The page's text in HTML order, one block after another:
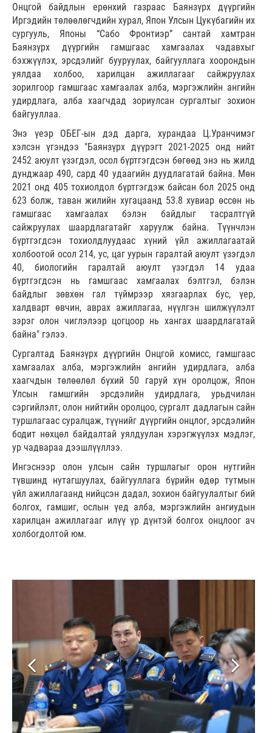
Онцгой байдлын ерөнхий газраас Баянзүрх дүүргийн
Иргэдийн төлөөлөгчдийн хурал, Япон Улсын Цукүбагийн их
сургууль, Японы “Сабо Фронтиэр” сантай хамтран
Баянзүрх дүүргийн гамшгаас хамгаалах чадавхыг
бэхжүүлэх, эрсдэлийг бууруулах, байгууллага хоорондын
уялдаа холбоо, харилцан ажиллагааг сайжруулах
зорилгоор гамшгаас хамгаалах алба, мэргэжлийн ангийн
удирдлага, алба хаагчдад зориулсан сургалтыг зохион
байгууллаа.
Энэ үеэр ОБЕГ-ын дэд дарга, хурандаа Ц.Уранчимэг
хэлсэн үгэндээ "Баянзүрх дүүрэгт 2021-2025 онд нийт
2452 аюулт үзэгдэл, осол бүртгэгдсэн бөгөөд энэ нь жилд
дунджаар 490, сард 40 удаагийн дуудлагатай байна. Мөн
2021 онд 405 тохиолдол бүртгэгдэж байсан бол 2025 онд
623 болж, таван жилийн хугацаанд 53.8 хувиар өссөн нь
гамшгаас хамгаалах бэлэн байдлыг тасралтгүй
сайжруулах шаардлагатайг харуулж байна. Түүнчлэн
бүртгэгдсэн тохиолдлуудаас хүний үйл ажиллагаатай
холбоотой осол 214, ус, цаг уурын гаралтай аюулт үзэгдэл
40, биологийн гаралтай аюулт үзэгдэл 14 удаа
бүртгэгдсэн нь гамшгаас хамгаалах бэлтгэл, бэлэн
байдлыг зөвхөн гал түймрээр хязгаарлах бус, үер,
халдварт өвчин, аврах ажиллагаа, нүүлгэн шилжүүлэлт
зэрэг олон чиглэлээр цогцоор нь хангах шаардлагатай
байна" гэлээ.
Сургалтад Баянзүрх дүүргийн Онцгой комисс, гамшгаас
хамгаалах алба, мэргэжлийн ангийн удирдлага, алба
хаагчдын төлөөлөл бүхий 50 гаруй хүн оролцож, Япон
Улсын гамшгийн эрсдэлийн удирдлага, урьдчилан
сэргийлэлт, олон нийтийн оролцоо, сургалт дадлагын сайн
туршлагаас суралцаж, түүнийг дүүргийн онцлог, эрсдэлийн
бодит нөхцөл байдалтай уялдуулан хэрэгжүүлэх мэдлэг,
ур чадвараа дээшлүүллээ.
Ингэснээр олон улсын сайн туршлагыг орон нутгийн
түвшинд нутагшуулах, байгууллага бүрийн өдөр тутмын
үйл ажиллагаанд нийцсэн дадал, зохион байгуулалтыг бий
болгох, гамшиг, ослын үед алба, мэргэжлийн ангиудын
харилцан ажиллагааг илүү үр дүнтэй болгох онцлоог ач
холбогдолтой юм.